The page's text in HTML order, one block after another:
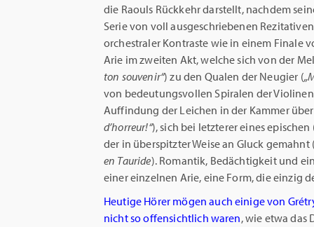
die Raouls Rückkehr darstellt, nachdem
Serie von voll ausgeschriebenen
orchestraler Kontraste wie in einem Finale
Arie im zweiten Akt, welche sich von der
ton souvenir“) zu den Qualen der Neugier (
von bedeutungsvollen Spiralen der
Auffindung der Leichen in der Kammer
d’horreur!“), sich bei letzterer eines
der in überspitzter Weise an Gluck
en Tauride). Romantik, Bedächtigkeit und
einer einzelnen Arie, eine Form, die einzig
Heutige Hörer mögen auch einige von
nicht so offensichtlich waren, wie etwa das